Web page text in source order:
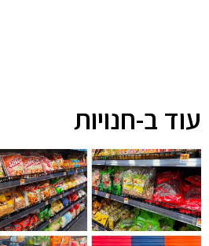
עוד ב-חנויות